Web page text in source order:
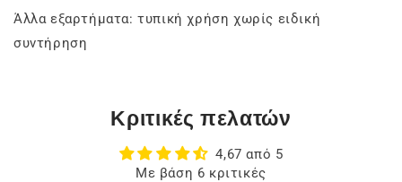
Άλλα εξαρτήματα: τυπική χρήση χωρίς ειδική
συντήρηση
Κριτικές πελατών
4,67 από 5
Με βάση 6 κριτικές